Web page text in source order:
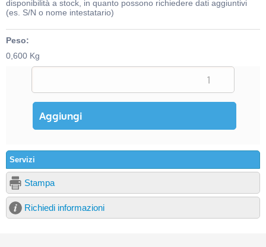
disponibilità a stock, in quanto possono richiedere dati aggiuntivi
(es. S/N o nome intestatario)
Peso:
0,600 Kg
Servizi
Stampa
Richiedi informazioni